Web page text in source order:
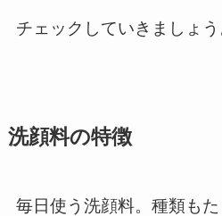
チェックしていきましょう
洗顔料の特徴
毎日使う洗顔料。種類も